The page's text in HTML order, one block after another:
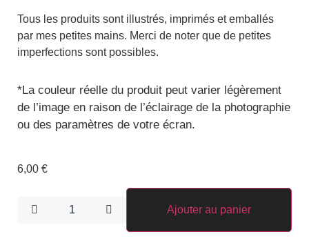
Tous les produits sont illustrés, imprimés et emballés
par mes petites mains. Merci de noter que de petites
imperfections sont possibles.
*La couleur réelle du produit peut varier légèrement
de l’image en raison de l’éclairage de la photographie
ou des paramètres de votre écran.
6,00 €
Ajouter au panier